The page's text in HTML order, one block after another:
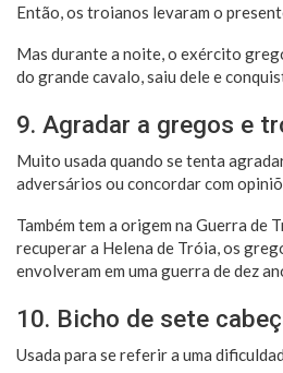
Então, os troianos levaram o
Mas durante a noite, o exército
do grande cavalo, saiu dele e
9. Agradar a gregos e
Muito usada quando se tenta
adversários ou concordar com
Também tem a origem na Guerra de
recuperar a Helena de Tróia, os
envolveram em uma guerra de dez
10. Bicho de sete
Usada para se referir a uma